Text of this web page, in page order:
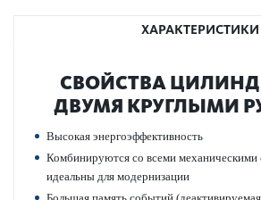
ХАРАКТЕРИСТИКИ
СВОЙСТВА
ДВУМЯ КРУГ­ЛЫМИ
Выс­окая энергоэффективность
Комб­инируются со всеми механичес­кими
идеальны для модернизации